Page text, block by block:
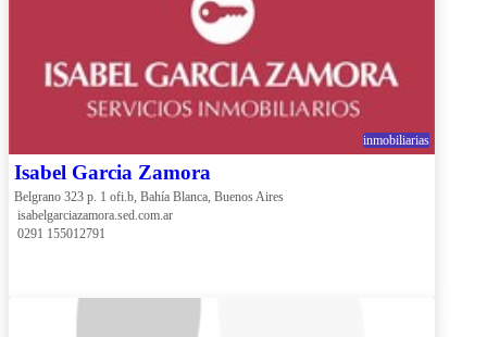
inmobiliarias
Isabel Garcia Zamora
Belgrano 323 p. 1 ofi.b, Bahía Blanca, Buenos Aires
isabelgarciazamora.sed.com.ar
0291 155012791